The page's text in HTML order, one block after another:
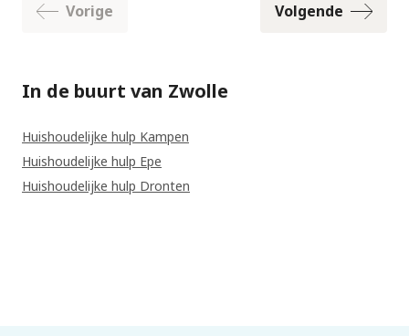
Vorige Volgende
In de buurt van Zwolle
Huishoudelijke hulp Kampen
Huishoudelijke hulp Epe
Huishoudelijke hulp Dronten